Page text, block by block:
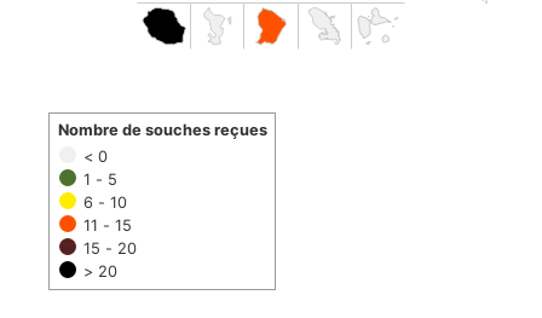
< 0
1 - 5
6 - 10
11 - 15
15 - 20
> 20
Nombre de souches reçues